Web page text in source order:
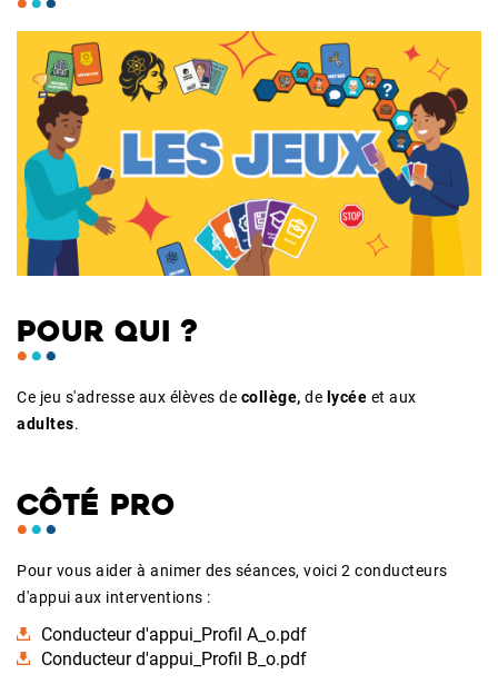
POUR QUI ?
Ce jeu s'adresse aux élèves de collège, de lycée et aux
adultes.
CÔTÉ PRO
Pour vous aider à animer des séances, voici 2 conducteurs
d'appui aux interventions :
Conducteur d'appui_Profil A_o.pdf
Conducteur d'appui_Profil B_o.pdf